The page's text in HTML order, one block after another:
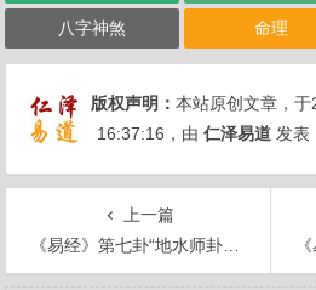
八字神煞 命理
版权声明：本站原创文章，
16:37:16 ，由仁泽易道 发表
上一篇
《易经》第七卦“地水师卦”解析